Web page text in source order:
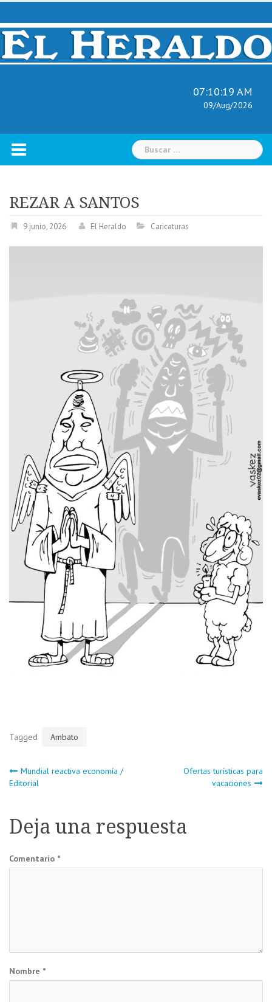
Skip
content
07:10:20 AM
09/Aug/2026
Buscar:
REZAR A SANTOS
9 junio, 2026 El Heraldo Caricaturas
Tagged Ambato
Navegación
entradas
Mundial reactiva economía /
Editorial
Ofertas turísticas para
vacaciones
Deja una respuesta
Comentario *
Nombre *